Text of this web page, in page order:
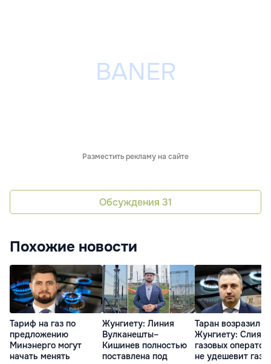
Разместить рекламу на сайте
Обсуждения 31
Похожие новости
Тариф на газ по
предложению
Минэнерго могут
начать менять
Жунгиету: Линия
Вулканешты–
Кишинев полностью
поставлена под
Таран возразил
Жунгиету:
газовых
не удешевит газ